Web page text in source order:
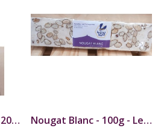
Gelée de romarin bio 200grs Nougat Blanc - 100g - Les Ailes Bleues